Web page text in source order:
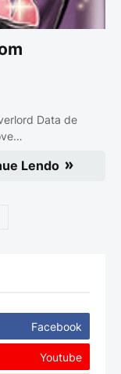
Data de
Lendo
Facebook
Youtube